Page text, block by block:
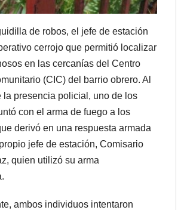
de robos, el jefe de estación
cerrojo que permitió localizar
en las cercanías del Centro
(CIC) del barrio obrero. Al
la presencia policial, uno de los
con el arma de fuego a los
derivó en una respuesta armada
jefe de estación, Comisario
quien utilizó su arma
ambos individuos intentaron